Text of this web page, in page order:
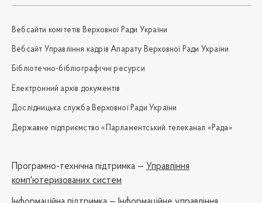
Вебсайти комітетів Верховної Ради України
Вебсайт Управління кадрів Апарату Верховної Ради України
Бібліотечно-бібліографічні ресурси
Електронний архів документів
Дослідницька служба Верховної Ради України
Державне підприємство «Парламентський телеканал «Рада»
Програмно-технічна підтримка — Управління
комп'ютеризованих систем